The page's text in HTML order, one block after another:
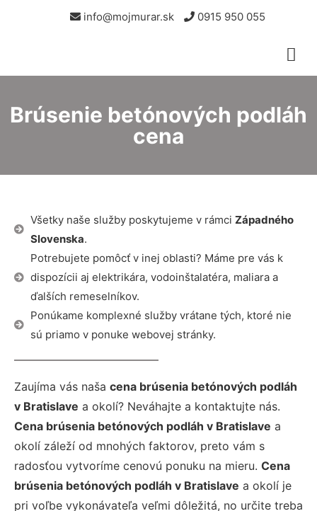
info@mojmurar.sk 0915 950 055
Brúsenie betónových podláh
cena
Všetky naše služby poskytujeme v rámci Západného
Slovenska.
Potrebujete pomôcť v inej oblasti? Máme pre vás k
dispozícii aj elektrikára, vodoinštalatéra, maliara a
ďalších remeselníkov.
Ponúkame komplexné služby vrátane tých, ktoré nie
sú priamo v ponuke webovej stránky.
Zaujíma vás naša cena brúsenia betónových podláh
v Bratislave a okolí? Neváhajte a kontaktujte nás.
Cena brúsenia betónových podláh v Bratislave a
okolí záleží od mnohých faktorov, preto vám s
radosťou vytvoríme cenovú ponuku na mieru. Cena
brúsenia betónových podláh v Bratislave a okolí je
pri voľbe vykonávateľa veľmi dôležitá, no určite treba